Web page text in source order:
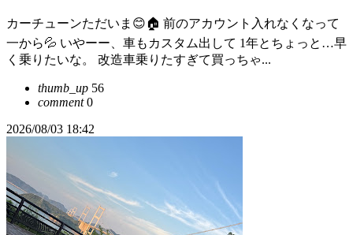
カーチューンただいま😊🏠 前のアカウント入れなくなって
一から💦 いやーー、車もカスタム出して 1年とちょっと…早
く乗りたいな。 改造車乗りたすぎて買っちゃ...
thumb_up 56
comment0
2026/08/03 18:42